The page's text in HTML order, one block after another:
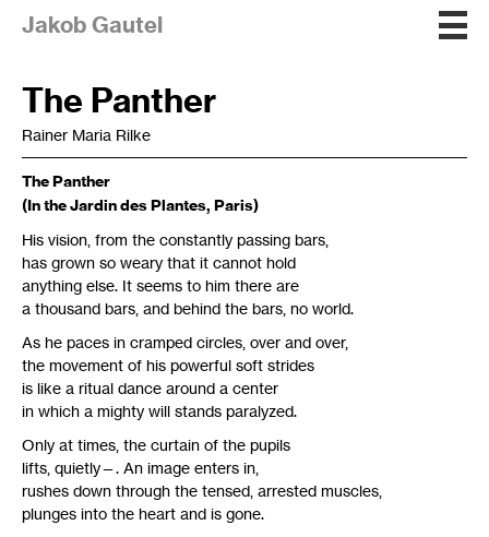
Jakob Gautel
The Panther
Rainer Maria Rilke
The Panther
(In the Jardin des Plantes, Paris)
His vision, from the constantly passing bars,
has grown so weary that it cannot hold
anything else. It seems to him there are
a thousand bars, and behind the bars, no world.
As he paces in cramped circles, over and over,
the movement of his powerful soft strides
is like a ritual dance around a center
in which a mighty will stands paralyzed.
Only at times, the curtain of the pupils
lifts, quietly—. An image enters in,
rushes down through the tensed, arrested muscles,
plunges into the heart and is gone.